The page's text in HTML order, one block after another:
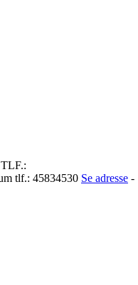
tlf.: 45834530 Se adresse -